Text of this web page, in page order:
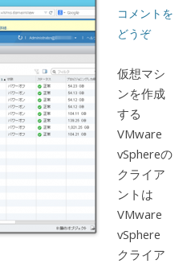
コメントを
どうぞ
仮想マシ
ンを作成
する
VMware
vSphereの
クライア
ントは
VMware
vSphere
クライア